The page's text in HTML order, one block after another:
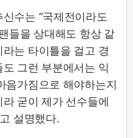
수는 “국제전이라도
들을 상대해도 항상 같
는 타이틀을 걸고 경
그런 부분에서는 익
음가짐으로 해야하는지
굳이 제가 선수들에
설명했다.